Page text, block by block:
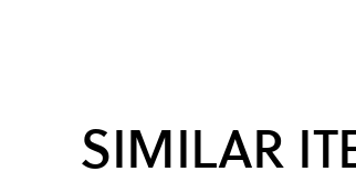
SIMILAR